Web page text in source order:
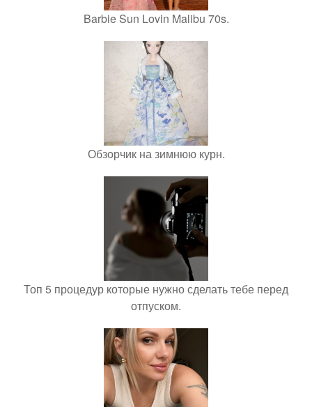
Barbie Sun Lovin Malibu 70s.
Обзорчик на зимнюю курн.
Топ 5 процедур которые нужно сделать тебе перед
отпуском.